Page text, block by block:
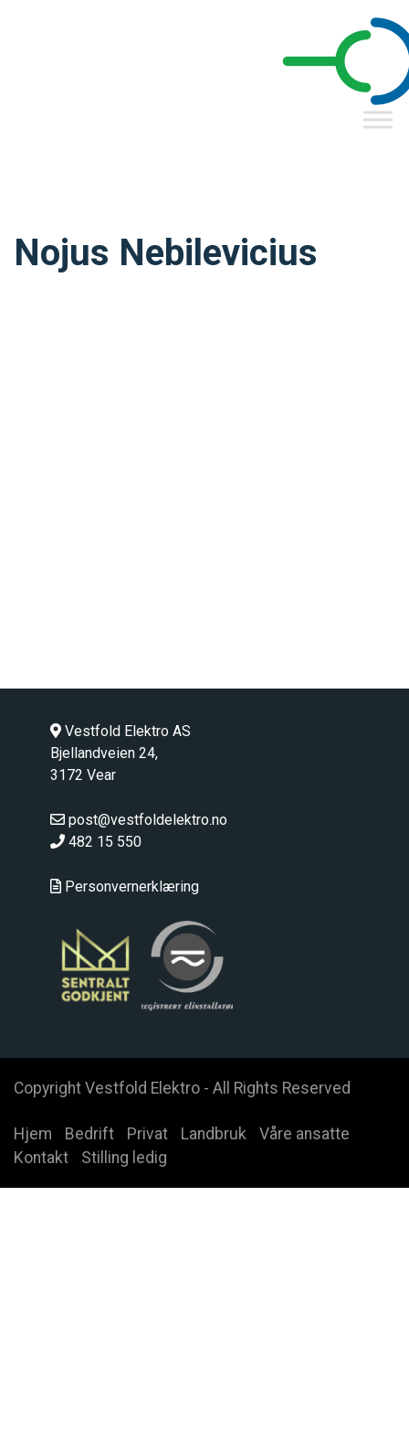
Nojus Nebilevicius
Vestfold Elektro AS
Bjellandveien 24,
3172 Vear
post@vestfoldelektro.no
482 15 550
Personvernerklæring
Copyright Vestfold Elektro - All Rights Reserved
Hjem Bedrift Privat Landbruk
Våre ansatte
Kontakt
Stilling ledig